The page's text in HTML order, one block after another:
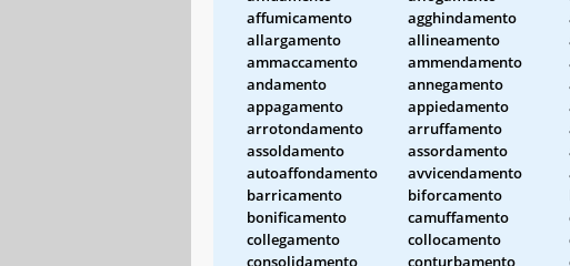
affumicamento
agghindamento
allargamento
allineamento
ammaccamento
ammendamento
andamento
annegamento
appagamento
appiedamento
arrotondamento
arruffamento
assoldamento
assordamento
autoaffondamento
avvicendamento
barricamento
biforcamento
bonificamento
camuffamento
collegamento
collocamento
consolidamento
conturbamento